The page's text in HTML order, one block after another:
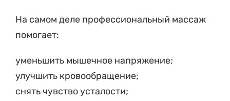
На самом деле профессиональный массаж
помогает:
уменьшить мышечное напряжение;
улучшить кровообращение;
снять чувство усталости;